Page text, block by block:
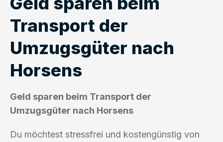
Transport der
Umzugsgüter nach
Horsens
Geld sparen beim Transport der
Umzugsgüter nach Horsens
Du möchtest stressfrei und kostengünstig von